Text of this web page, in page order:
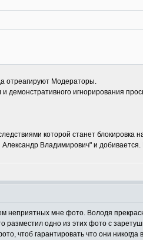
отреагируют Модераторы.
демонстративного игнорирования
которой станет блокировка
Владимирович" и добивается.
неприятных мне фото. Володя
разместил одно из этих фото с
чтоб гарантировать что они никогда